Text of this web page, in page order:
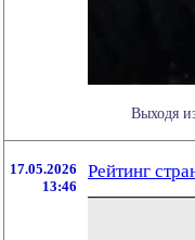
Выходя
17.05.2026
13:46
Рейтинг